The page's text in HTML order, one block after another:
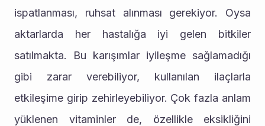
ispatlanması, ruhsat alınması gerekiyor. Oysa
aktarlarda her hastalığa iyi gelen bitkiler
satılmakta. Bu karışımlar iyileşme sağlamadığı
gibi zarar verebiliyor, kullanılan ilaçlarla
etkileşime girip zehirleyebiliyor. Çok fazla anlam
yüklenen vitaminler de, özellikle eksikliğini